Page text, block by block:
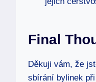
Final
Děkuji vám, že
sbírání bylinek